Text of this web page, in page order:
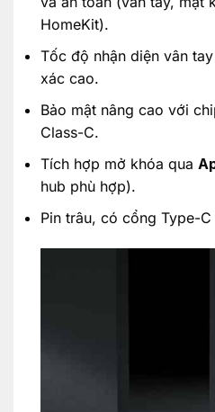
HomeKit).
Tốc độ nhận diện vân
xác cao.
Bảo mật nâng cao với
Class-C.
Tích hợp mở khóa qua
hub phù hợp).
Pin trâu, có cổng Type-